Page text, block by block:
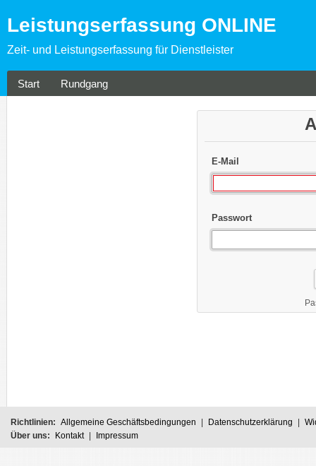
Leistungserfassung ONLINE
Zeit- und Leistungserfassung für Dienstleister
Start Rundgang
E-Mail
Passwort
Richtlinien: Allgemeine Geschäftsbedingungen Datenschutzerklärung
Über uns:
Kontakt Impressum